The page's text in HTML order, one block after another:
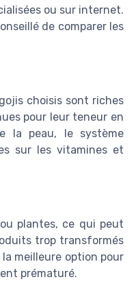
ou sur internet.
de comparer les
choisis sont riches
pour leur teneur en
la peau, le système
sur les vitamines et
plantes, ce qui peut
trop transformés
meilleure option pour
prématuré.